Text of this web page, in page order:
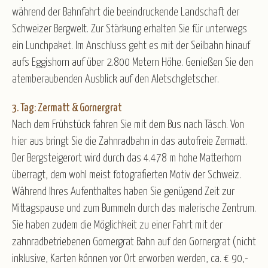
während der Bahnfahrt die beeindruckende Landschaft der
Schweizer Bergwelt. Zur Stärkung erhalten Sie für unterwegs
ein Lunchpaket. Im Anschluss geht es mit der Seilbahn hinauf
aufs Eggishorn auf über 2.800 Metern Höhe. Genießen Sie den
atemberaubenden Ausblick auf den Aletschgletscher.
3. Tag: Zermatt & Gornergrat
Nach dem Frühstück fahren Sie mit dem Bus nach Täsch. Von
hier aus bringt Sie die Zahnradbahn in das autofreie Zermatt.
Der Bergsteigerort wird durch das 4.478 m hohe Matterhorn
überragt, dem wohl meist fotografierten Motiv der Schweiz.
Während Ihres Aufenthaltes haben Sie genügend Zeit zur
Mittagspause und zum Bummeln durch das malerische Zentrum.
Sie haben zudem die Möglichkeit zu einer Fahrt mit der
zahnradbetriebenen Gornergrat Bahn auf den Gornergrat (nicht
inklusive, Karten können vor Ort erworben werden, ca. € 90,-